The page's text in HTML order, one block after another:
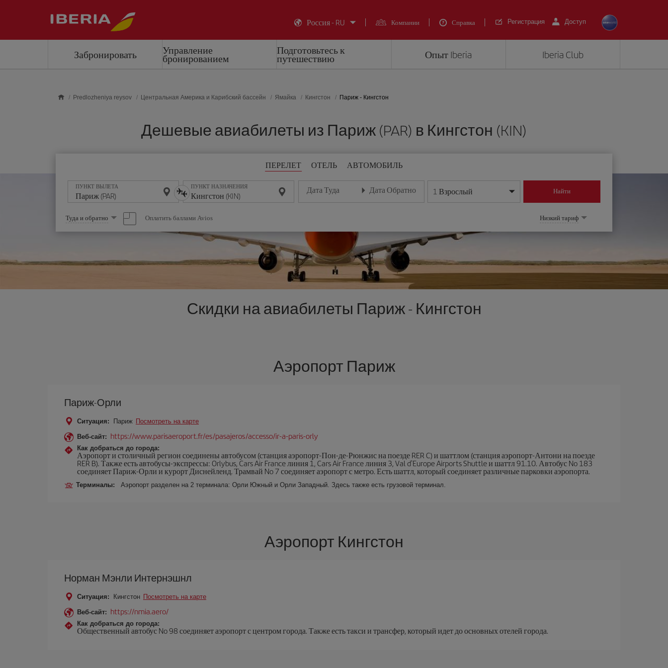
Россия - RU
Компании Справка Регистрация Доступ
Забронировать Управление
бронированием
Подготовьтесь к
путешествию Опыт Iberia Iberia Club
Predlozheniya reysov Центральная Америка и Карибский бассейн Ямайка Кингстон Париж - Кингстон
Дешевые авиабилеты из Париж (PAR) в Кингстон (KIN)
ПЕРЕЛЕТ ОТЕЛЬ АВТОМОБИЛЬ
ПУНКТ ВЫЛЕТА ПУНКТ НАЗНАЧЕНИЯ Дата Туда
Введите дату в формате день/месяц/год
Дата Обратно
Введите дату в формате день/месяц/год
1 Взрослый Найти
Выберите
опцию
Туда и обратно Оплатить баллами Avios Низкий тариф
Скидки на авиабилеты Париж - Кингстон
Аэропорт Париж
Париж-Орли
Ситуация: Париж Посмотреть на карте
Веб-сайт: https://www.parisaeroport.fr/es/pasajeros/accesso/ir-a-paris-orly
Как добраться до города:
Аэропорт и столичный регион соединены автобусом (станция аэропорт-Пон-де-Рюнжис на поезде RER C) и шаттлом (станция аэропорт-Антони на поезде
RER B). Также есть автобусы-экспрессы: Orlybus, Cars Air France линия 1, Cars Air France линия 3, Val d'Europe Airports Shuttle и шаттл 91.10. Автобус No 183
соединяет Париж-Орли и курорт Диснейленд. Трамвай No 7 соединяет аэропорт с метро. Есть шаттл, который соединяет различные парковки аэропорта.
Терминалы: Аэропорт разделен на 2 терминала: Орли Южный и Орли Западный. Здесь также есть грузовой терминал.
Аэропорт Кингстон
Норман Мэнли Интернэшнл
Ситуация: Кингстон Посмотреть на карте
Веб-сайт: https://nmia.aero/
Как добраться до города:
Общественный автобус No 98 соединяет аэропорт с центром города. Также есть такси и трансфер, который идет до основных отелей города.